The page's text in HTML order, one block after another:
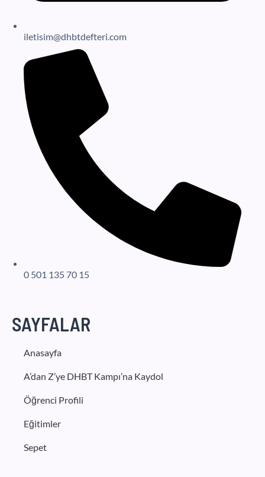
iletisim@dhbtdefteri.com
0 501 135 70 15
SAYFALAR
Anasayfa
A’dan Z’ye DHBT Kampı’na Kaydol
Öğrenci Profili
Eğitimler
Sepet